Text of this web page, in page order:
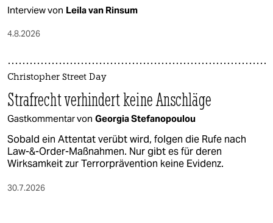
Interview von Leila van Rinsum
4.8.2026
Christopher Street Day
Strafrecht verhindert keine Anschläge
Gastkommentar von Georgia Stefanopoulou
Sobald ein Attentat verübt wird, folgen die Rufe nach
Law-&-Order-Maßnahmen. Nur gibt es für deren
Wirksamkeit zur Terrorprävention keine Evidenz.
30.7.2026